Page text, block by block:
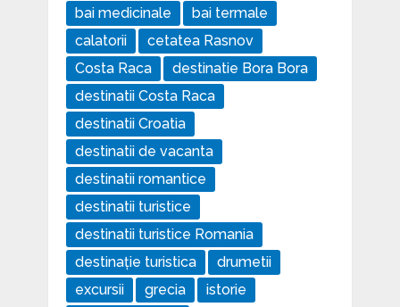
bai medicinale
bai termale
calatorii
cetatea Rasnov
Costa Raca
destinatie Bora Bora
destinatii Costa Raca
destinatii Croatia
destinatii de vacanta
destinatii romantice
destinatii turistice
destinatii turistice Romania
destinație turistica
drumetii
excursii
grecia
istorie